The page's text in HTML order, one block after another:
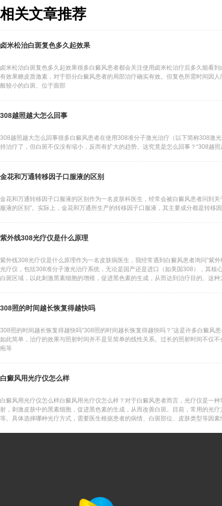
相关文章推荐
卤米松治白斑复色多久起效果
卤米松治白斑复色多久起效果很多白癜风患者都会关注使用卤米松治疗后多久能看
有效果糖皮质激素，对于部分白癜风患者的局部治疗确实有效。但复色所需时间因
般较小的白斑、位于面部
308越照越大怎么回事
308越照越大怎么回事很多白癜风患者在使用308准分子激光治疗（以下简称308激
持治疗了，但白斑不仅没有缩小，反而有扩大的趋势。这究竟是怎么回事？“308越
金花和万通转移因子口服液的区别
金花和万通转移因子口服液的区别作为一名皮肤科医生，经常会被白癜风患者问到
服液的区别”。实际上，金花和万通所生产的转移因子口服液，其主要成分都是转移
紫外线308光疗仪是什么原理
紫外线308光疗仪是什么原理作为一名皮肤病医生，我经常遇到白癜风患者询问“紫
光疗仪，包括308准分子激光治疗系统，无论是国产还是进口（如美国308），其核
白斑区域，以此刺激黑素细胞的增殖，促进黑色素的生成，从而达到治疗目的。这种
308照的时间越长恢复得越快吗
308照的时间越长恢复得越快吗“308照的时间越长恢复得越快吗？”这是许多白癜风
如此简单，治疗的效果与照射时间并不是呈简单的线性关系。过长的照射时间不仅
疱等
白癜风用光疗仪怎么样
白癜风用光疗仪怎么样白癜风用光疗仪怎么样？对于白癜风患者而言，光疗仪是一
射，刺激皮肤中的黑素细胞，促进黑色素的生成，从而改善白斑。目前，常用的光
等。具体选择哪种光疗方式，需要医生根据患者的病情、白斑部位、皮肤类型等因